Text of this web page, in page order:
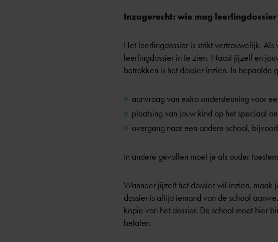
Inzagerecht: wie mag leerlingdossier
Het leerlingdossier is strikt vertrouwelijk.
leerlingdossier in te zien. Naast jijzelf en
betrokken is het dossier inzien. In
aanvraag van extra ondersteuning voor
plaatsing van jouw kind op het speciaal
overgang naar een andere school,
In andere gevallen moet je als ouder
Wanneer jijzelf het dossier wil inzien, maak
dossier is altijd iemand van de school
kopie van het dossier. De school moet hier
betalen.